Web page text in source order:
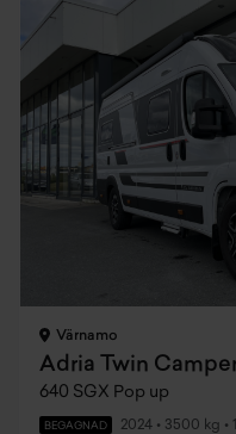
Värnamo
Adria Twin
640 SGX Pop up
BEGAGNAD 2024 • 3500 kg •